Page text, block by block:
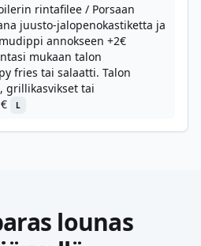
rintafilee / Porsaan
juusto-jalopenokastiketta ja
annokseen +2€
mukaan talon
fries tai salaatti. Talon
grillikasvikset tai
L
lounas